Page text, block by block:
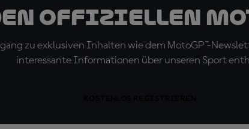
offiziellen
zu exklusiven Inhalten wie dem MotoGP™-
interessante Informationen über unseren Sport